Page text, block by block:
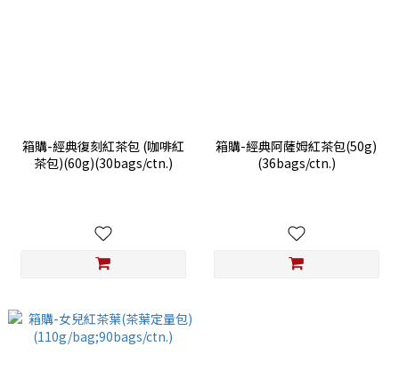
箱購-經典復刻紅茶包 (咖啡紅
茶包)(60g)(30bags/ctn.)
箱購-經典阿薩姆紅茶包(50g)
(36bags/ctn.)